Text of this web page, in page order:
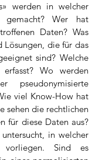
werden in welcher
gemacht? Wer hat
Daten? Was
Lösungen, die für das
sind? Welche
Wo werden
pseudonymisierte
viel Know-How hat
sehen die rechtlichen
für diese Daten aus?
in welcher
Sind es